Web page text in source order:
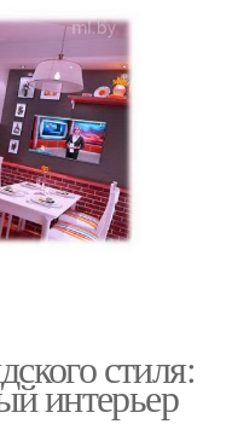
стиля:
интерьер